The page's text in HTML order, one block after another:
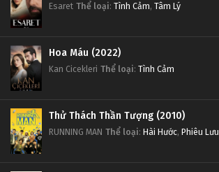
Esaret Thể loại: Tình Cảm, Tâm Lý
Hoa Máu (2022)
Kan Cicekleri Thể loại: Tình Cảm
Thử Thách Thần Tượng (2010)
RUNNING MAN Thể loại: Hài Hước, Phiêu Lưu